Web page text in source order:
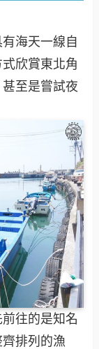
海天一線自
欣賞東北角
至是嘗試夜
往的是知名
排列的漁